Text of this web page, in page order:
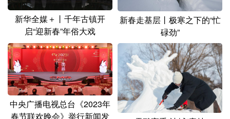
新华全媒＋丨千年古镇开
启“迎新春”年俗大戏
新春走基层丨极寒之下的“忙
碌劲”
中央广播电视总台《2023年
春节联欢晚会》举行新闻发